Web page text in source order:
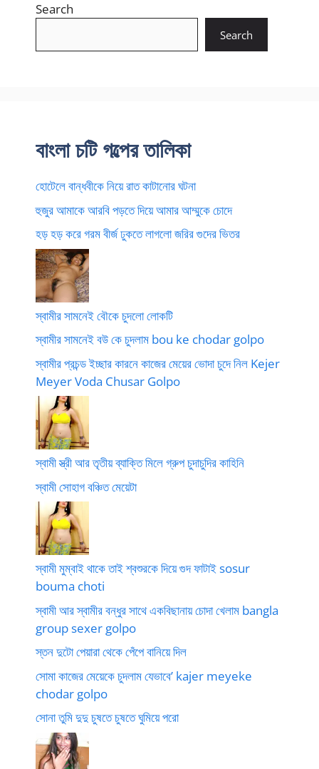
Search
Search
বাংলা চটি গল্পের তালিকা
হোটেলে বান্ধবীকে নিয়ে রাত কাটানোর ঘটনা
হুজুর আমাকে আরবি পড়তে দিয়ে আমার আম্মুকে চোদে
হড় হড় করে গরম বীর্জ ঢুকতে লাগলো জরির গুদের ভিতর
স্বামীর সামনেই বৌকে চুদলো লোকটি
স্বামীর সামনেই বউ কে চুদলাম bou ke chodar golpo
স্বামীর প্রচন্ড ইচ্ছার কারনে কাজের মেয়ের ভোদা চুদে নিল Kejer
Meyer Voda Chusar Golpo
স্বামী স্ত্রী আর তৃতীয় ব্যাক্তি মিলে গ্রুপ চুদাচুদির কাহিনি
স্বামী সোহাগ বঞ্চিত মেয়েটা
স্বামী মুম্বাই থাকে তাই শ্বশুরকে দিয়ে গুদ ফাটাই sosur
bouma choti
স্বামী আর স্বামীর বন্ধুর সাথে একবিছানায় চোদা খেলাম bangla
group sexer golpo
স্তন দুটো পেয়ারা থেকে পেঁপে বানিয়ে দিল
সোমা কাজের মেয়েকে চুদলাম যেভাবে’ kajer meyeke
chodar golpo
সোনা তুমি দুদু চুষতে চুষতে ঘুমিয়ে পরো